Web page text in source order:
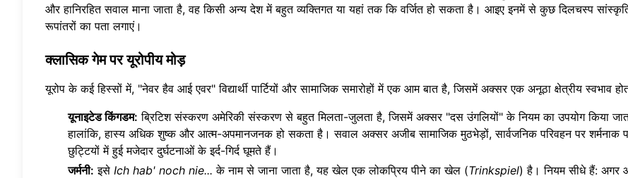
और हानिरहित सवाल माना जाता है, वह किसी अन्य देश में बहुत व्यक्तिगत या यहां तक कि वर्जित हो सकता है। आइए इनमें से कुछ दिलचस्प
रूपांतरों का पता लगाएं।
क्लासिक गेम पर यूरोपीय मोड़
यूरोप के कई हिस्सों में, "नेवर हैव आई एवर" विद्यार्थी पार्टियों और सामाजिक समारोहों में एक आम बात है, जिसमें अक्सर एक अनूठा क्षेत्रीय स्वभाव
यूनाइटेड किंगडम: ब्रिटिश संस्करण अमेरिकी संस्करण से बहुत मिलता-जुलता है, जिसमें अक्सर "दस उंगलियों" के नियम का उपयोग किया
हालांकि, हास्य अधिक शुष्क और आत्म-अपमानजनक हो सकता है। सवाल अक्सर अजीब सामाजिक मुठभेड़ों, सार्वजनिक परिवहन पर शर्मनाक
छुट्टियों में हुई मजेदार दुर्घटनाओं के इर्द-गिर्द घूमते हैं।
जर्मनी: इसे Ich hab' noch nie... के नाम से जाना जाता है, यह खेल एक लोकप्रिय पीने का खेल (Trinkspiel) है। नियम सीधे हैं: अगर